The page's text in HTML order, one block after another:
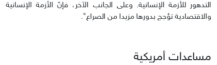
التدهور للأزمة الإنسانية. وعلى الجانب الآخر، فإنّ الأزمة الإنسانية
والاقتصادية تؤجج بدورها مزيدا من الصراع".
مساعدات أمريكية